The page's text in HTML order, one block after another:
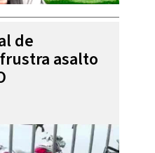
de
asalto